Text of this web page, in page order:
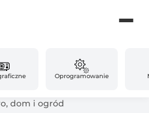
Oprogramowanie
dom i ogród